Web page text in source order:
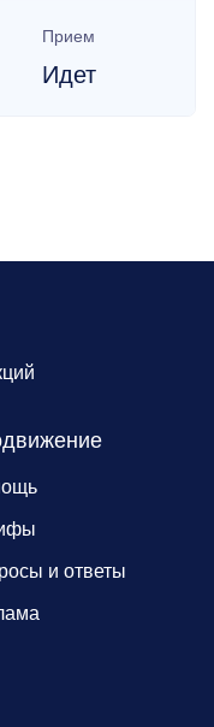
Прием
Идет
и ответы